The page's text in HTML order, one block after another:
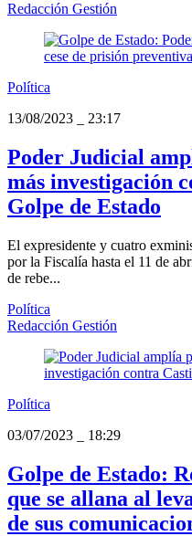
Redacción Gestión
Política
13/08/2023
23:17
Poder Judicial
más investigación
Golpe de Estado
El expresidente y cuatro
por la Fiscalía hasta el 11 de
de rebe...
Política
Redacción Gestión
Política
03/07/2023
18:29
Golpe de Estado:
que se allana al
de sus